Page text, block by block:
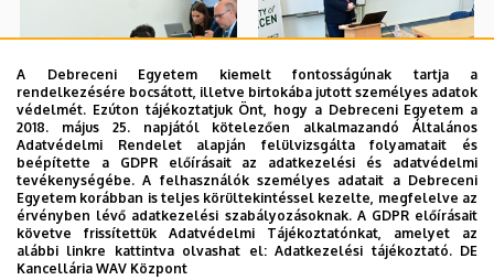
A Debreceni Egyetem kiemelt fontosságúnak tartja a
rendelkezésére bocsátott, illetve birtokába jutott személyes adatok
védelmét. Ezúton tájékoztatjuk Önt, hogy a Debreceni Egyetem a
2018. május 25. napjától kötelezően alkalmazandó Általános
Adatvédelmi Rendelet alapján felülvizsgálta folyamatait és
beépítette a GDPR előírásait az adatkezelési és adatvédelmi
tevékenységébe. A felhasználók személyes adatait a Debreceni
Egyetem korábban is teljes körültekintéssel kezelte, megfelelve az
érvényben lévő adatkezelési szabályozásoknak. A GDPR előírásait
követve frissítettük Adatvédelmi Tájékoztatónkat, amelyet az
alábbi linkre kattintva olvashat el:Adatkezelési tájékoztató. DE
Kancellária WAV Központ